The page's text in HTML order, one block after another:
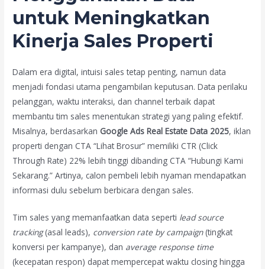
untuk Meningkatkan
Kinerja Sales Properti
Dalam era digital, intuisi sales tetap penting, namun data
menjadi fondasi utama pengambilan keputusan. Data perilaku
pelanggan, waktu interaksi, dan channel terbaik dapat
membantu tim sales menentukan strategi yang paling efektif.
Misalnya, berdasarkan Google Ads Real Estate Data 2025, iklan
properti dengan CTA “Lihat Brosur” memiliki CTR (Click
Through Rate) 22% lebih tinggi dibanding CTA “Hubungi Kami
Sekarang.” Artinya, calon pembeli lebih nyaman mendapatkan
informasi dulu sebelum berbicara dengan sales.
Tim sales yang memanfaatkan data seperti lead source
tracking(asal leads), conversion rate by campaign(tingkat
konversi per kampanye), dan average response time
(kecepatan respon) dapat mempercepat waktu closing hingga